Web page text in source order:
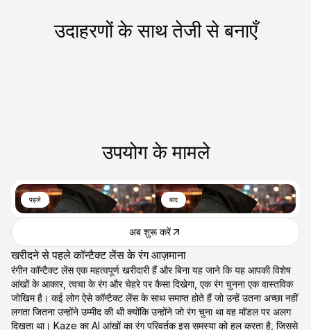
उदाहरणों के साथ तेजी से बनाएँ
उपयोग के मामले
पहले बाद
खरीदने से पहले कॉन्टैक्ट लेंस के रंग आज़माना
रंगीन कॉन्टैक्ट लेंस एक महत्वपूर्ण खरीदारी हैं और बिना यह जाने कि यह आपकी विशेष
आंखों के आकार, त्वचा के रंग और चेहरे पर कैसा दिखेगा, एक रंग चुनना एक वास्तविक
जोखिम है। कई लोग ऐसे कॉन्टैक्ट लेंस के साथ समाप्त होते हैं जो उन्हें उतना अच्छा नहीं
लगता जितना उन्होंने उम्मीद की थी क्योंकि उन्होंने जो रंग चुना था वह मॉडल पर अलग
दिखता था। Kaze का AI आंखों का रंग परिवर्तक इस समस्या को हल करता है, जिससे
अब शुरू करें